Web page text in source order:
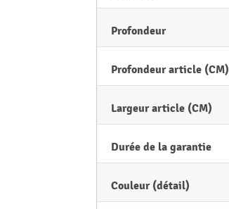
Profondeur
Profondeur article (CM)
Largeur article (CM)
Durée de la garantie
Couleur (détail)